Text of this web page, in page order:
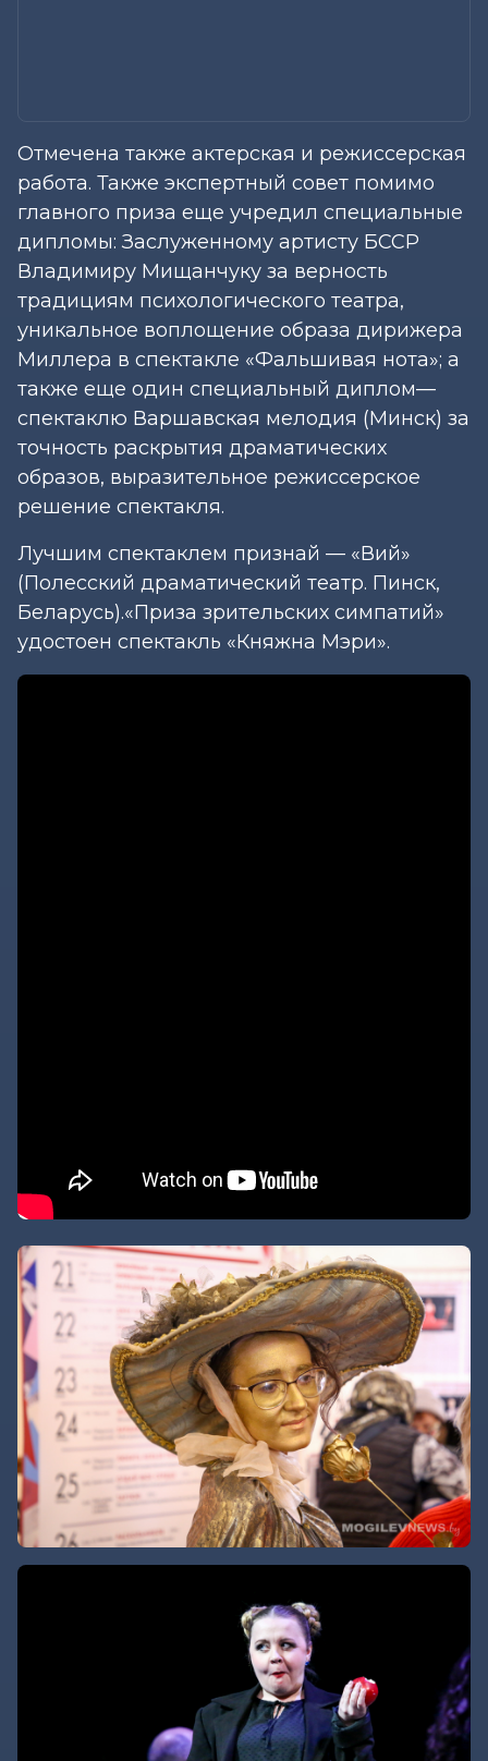
Отмечена также актерская и режиссерская
работа. Также экспертный совет помимо
главного приза еще учредил специальные
дипломы: Заслуженному артисту БССР
Владимиру Мищанчуку за верность
традициям психологического театра,
уникальное воплощение образа дирижера
Миллера в спектакле «Фальшивая нота»; а
также еще один специальный диплом—
спектаклю Варшавская мелодия (Минск) за
точность раскрытия драматических
образов, выразительное режиссерское
решение спектакля.
Лучшим спектаклем признай — «Вий»
(Полесский драматический театр. Пинск,
Беларусь).«Приза зрительских симпатий»
удостоен спектакль «Княжна Мэри».